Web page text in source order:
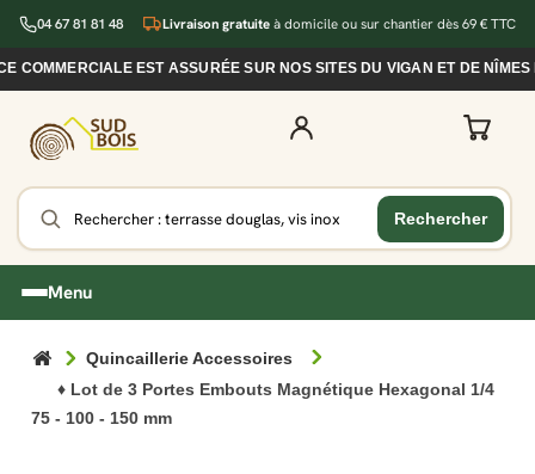
04 67 81 81 48 Livraison gratuite à domicile ou sur chantier dès 69 € TTC
EST ASSURÉE SUR NOS SITES DU VIGAN ET DE NÎMES
Menu
Quincaillerie Accessoires
♦ Lot de 3 Portes Embouts Magnétique Hexagonal 1/4
75 - 100 - 150 mm